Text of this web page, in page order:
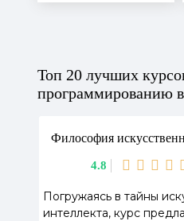
Топ 20 лучших
программированию
Философия
4.8
Погружаясь в тайны
интеллекта, курс